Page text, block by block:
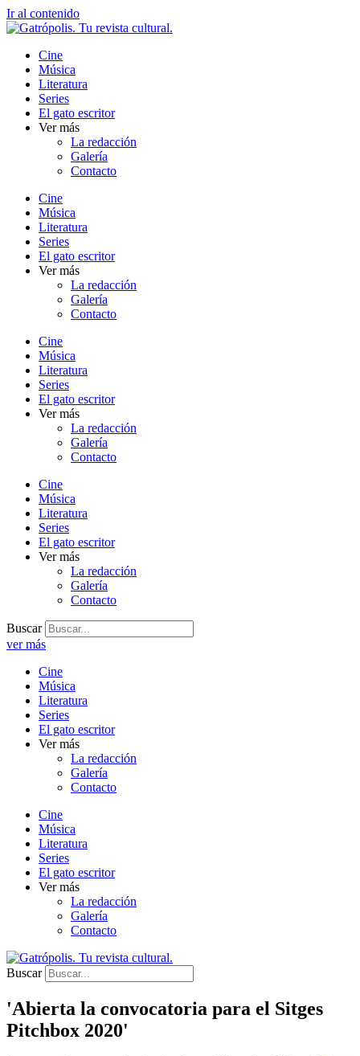
Ir al contenido
Cine
Música
Literatura
Series
El gato escritor
Ver más
La redacción
Galería
Contacto
Cine
Música
Literatura
Series
El gato escritor
Ver más
La redacción
Galería
Contacto
Cine
Música
Literatura
Series
El gato escritor
Ver más
La redacción
Galería
Contacto
Cine
Música
Literatura
Series
El gato escritor
Ver más
La redacción
Galería
Contacto
Buscar
ver más
Cine
Música
Literatura
Series
El gato escritor
Ver más
La redacción
Galería
Contacto
Cine
Música
Literatura
Series
El gato escritor
Ver más
La redacción
Galería
Contacto
Buscar
'Abierta la convocatoria para el Sitges
Pitchbox 2020'